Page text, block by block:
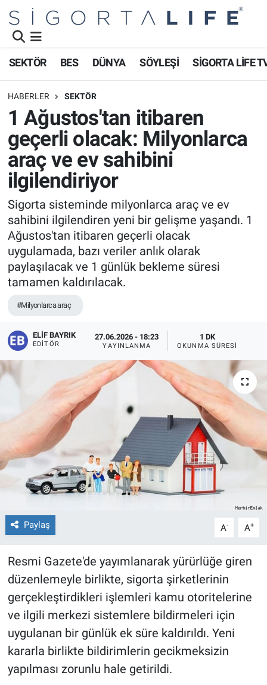
SEKTÖR BES DÜNYA SÖYLEŞİ SİGORTA LİFE
HABERLER SEKTÖR
1 Ağustos'tan itibaren
geçerli olacak: Milyonlarca
araç ve ev sahibini
ilgilendiriyor
Sigorta sisteminde milyonlarca araç ve ev
sahibini ilgilendiren yeni bir gelişme yaşandı. 1
Ağustos'tan itibaren geçerli olacak
uygulamada, bazı veriler anlık olarak
paylaşılacak ve 1 günlük bekleme süresi
tamamen kaldırılacak.
#Milyonlarca araç
ELIF BAYRIK
EDITÖR
27.06.2026 - 18:23
YAYINLANMA
1 DK
OKUNMA SÜRESI
Paylaş A- A+
Resmi Gazete'de yayımlanarak yürürlüğe giren
düzenlemeyle birlikte, sigorta şirketlerinin
gerçekleştirdikleri işlemleri kamu otoritelerine
ve ilgili merkezi sistemlere bildirmeleri için
uygulanan bir günlük ek süre kaldırıldı. Yeni
kararla birlikte bildirimlerin gecikmeksizin
yapılması zorunlu hale getirildi.
Namaz Vakitleri
Trafik Durumu
Süper Lig Puan Durumu ve Fikstür
Tüm Manşetler
Son Dakika Haberleri
Haber Arşivi